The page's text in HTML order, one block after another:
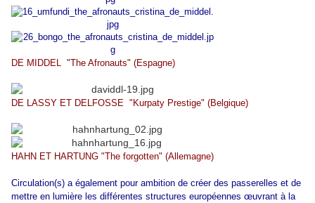
DE MIDDEL "The Afronauts" (Espagne)
DE LASSY ET DELFOSSE "Kurpaty Prestige" (Belgique)
HAHN ET HARTUNG "The forgotten" (Allemagne)
Circulation(s) a également pour ambition de créer des passerelles et de
mettre en lumière les différentes structures européennes œuvrant à la